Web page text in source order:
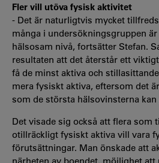
Fler vill utöva fysisk aktivitet
- Det är naturligtvis mycket
många i undersökningsgruppen
hälsosam nivå, fortsätter Stefan.
resultaten att det återstår ett
få de minst aktiva och
mera fysiskt aktiva, eftersom det
som de största hälsovinsterna kan
Det visade sig också att flera som
otillräckligt fysiskt aktiva vill vara
förutsättningar. Man önskade att
närheten av boendet, möjlighet